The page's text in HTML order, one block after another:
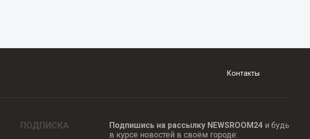
Контакты
ПОДПИСКА Подпишись на рассылку NEWSROOM24и будь
в курсе новостей в своём городе: